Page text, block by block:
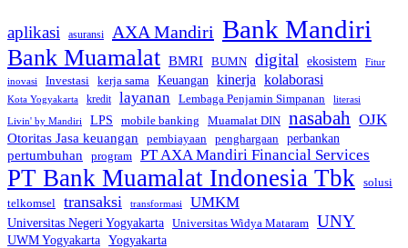
aplikasi asuransi AXA Mandiri Bank Mandiri
Bank Muamalat BMRI BUMN digital ekosistem Fitur
inovasi Investasi kerja sama Keuangan kinerja kolaborasi
Kota Yogyakarta kredit layanan Lembaga Penjamin Simpanan
literasi
Livin' by Mandiri
LPS mobile banking Muamalat DIN nasabah OJK
Otoritas Jasa keuangan pembiayaan penghargaan perbankan
pertumbuhan program PT AXA Mandiri Financial Services
PT Bank Muamalat Indonesia Tbk solusi
telkomsel transaksi transformasi UMKM
Universitas Negeri Yogyakarta Universitas Widya Mataram UNY
UWM Yogyakarta Yogyakarta